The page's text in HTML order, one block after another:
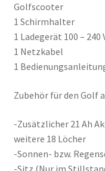
Golfscooter
1 Schirmhalter
1 Ladegerät 100 – 240
1 Netzkabel
1
Zubehör für den Golf
-Zusätzlicher 21 Ah
weitere 18 Löcher
-Sonnen- bzw.
-Sitz (Nur im